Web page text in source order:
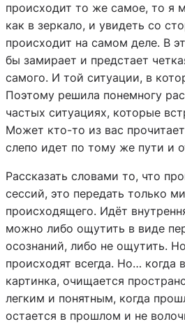
происходит то же самое, то я
как в зеркало, и увидеть со
происходит на самом деле. В
бы замирает и предстает
самого. И той ситуации, в
Поэтому решила понемногу
частых ситуациях, которые
Может кто-то из вас
слепо идет по тому же пути и
Рассказать словами то, что
сессий, это передать только
происходящего. Идёт
можно либо ощутить в виде
осознаний, либо не ощутить.
происходят всегда. Но… когда
картинка, очищается
легким и понятным, когда
остается в прошлом и не